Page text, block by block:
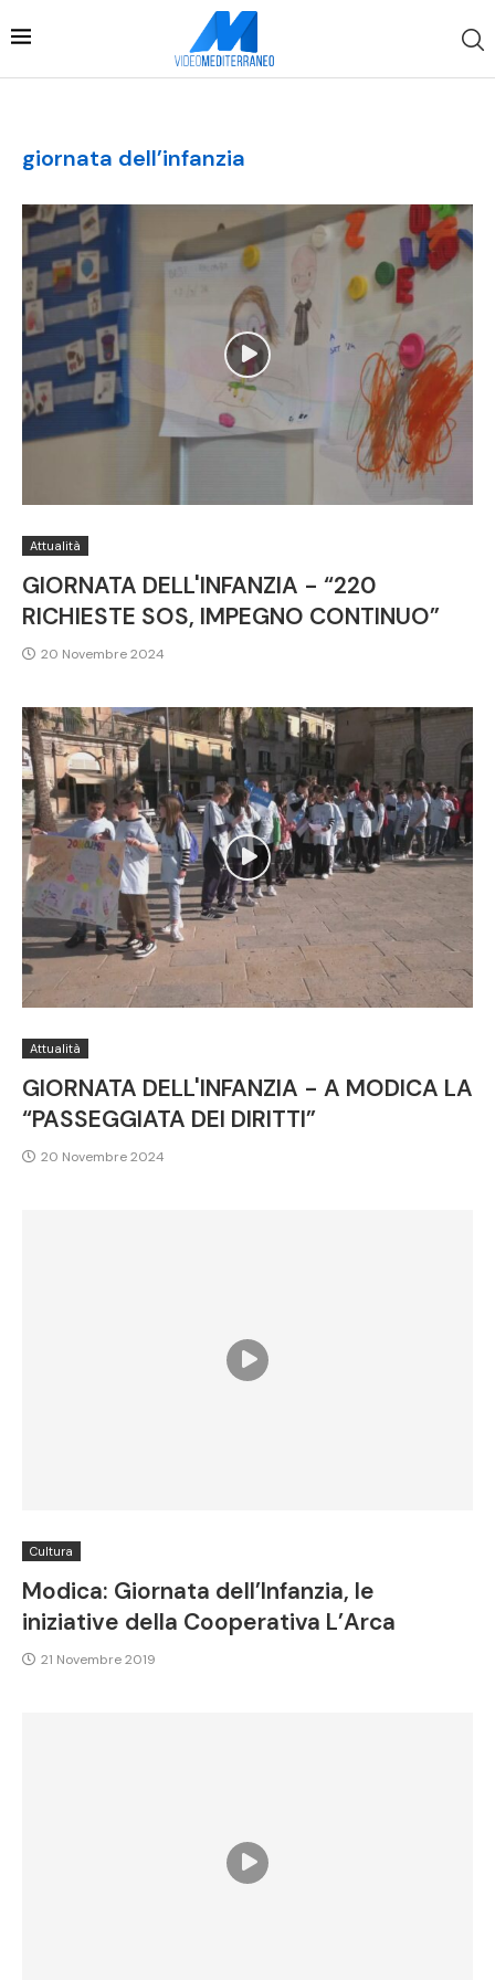
giornata dell’infanzia
Attualità
GIORNATA DELL'INFANZIA - “220
RICHIESTE SOS, IMPEGNO CONTINUO”
20 Novembre 2024
Attualità
GIORNATA DELL'INFANZIA - A MODICA LA
“PASSEGGIATA DEI DIRITTI”
20 Novembre 2024
Cultura
Modica: Giornata dell’Infanzia, le
iniziative della Cooperativa L’Arca
21 Novembre 2019